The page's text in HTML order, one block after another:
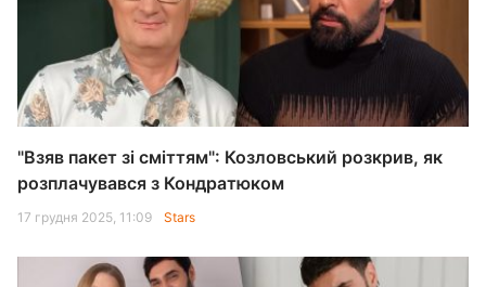
"Взяв пакет зі сміттям": Козловський розкрив, як
розплачувався з Кондратюком
17 грудня 2025, 11:09 Stars